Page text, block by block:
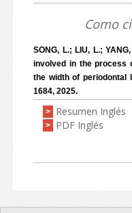
Como
SONG, L.; LIU, L.;
involved in the process
the width of periodontal
1684, 2025.
> Resumen Inglés
> PDF Inglés